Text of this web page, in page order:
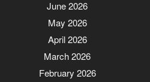
June 2026
May 2026
April 2026
March 2026
February 2026